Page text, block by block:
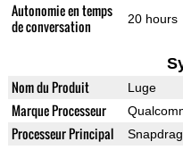
Autonomie en temps
de conversation
20 hours
Nom du Produit Luge
Marque Processeur
Processeur Principal